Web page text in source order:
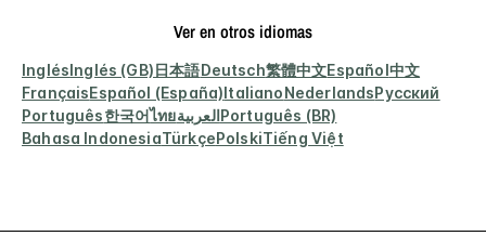
Ver en otros idiomas
InglésInglés (GB)日本語Deutsch繁體中文Español中文
FrançaisEspañol (España)ItalianoNederlandsРусский
Português한국어ไทยالعربيةPortuguês (BR)
Bahasa IndonesiaTürkçePolskiTiếng Việt